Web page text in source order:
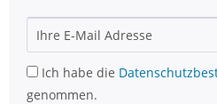
Ich habe die
genommen.